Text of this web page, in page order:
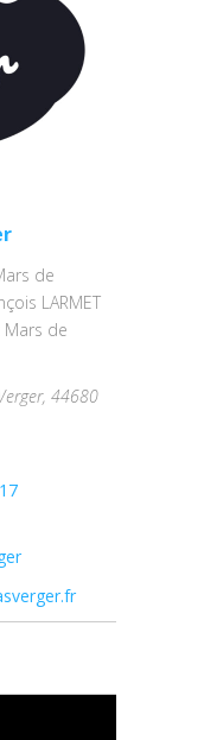
de
LARMET
Mars de
44680